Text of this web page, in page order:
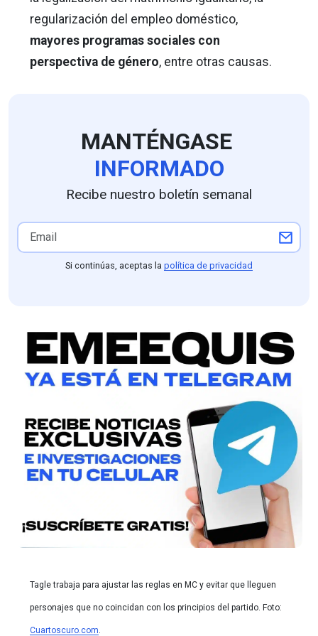
regularización del empleo doméstico,
mayores programas sociales con
perspectiva de género, entre otras causas.
MANTÉNGASE
INFORMADO
Recibe nuestro boletín semanal
Si continúas, aceptas la política de privacidad
Tagle trabaja para ajustar las reglas en MC y evitar que lleguen
personajes que no coincidan con los principios del partido. Foto:
Cuartoscuro.com